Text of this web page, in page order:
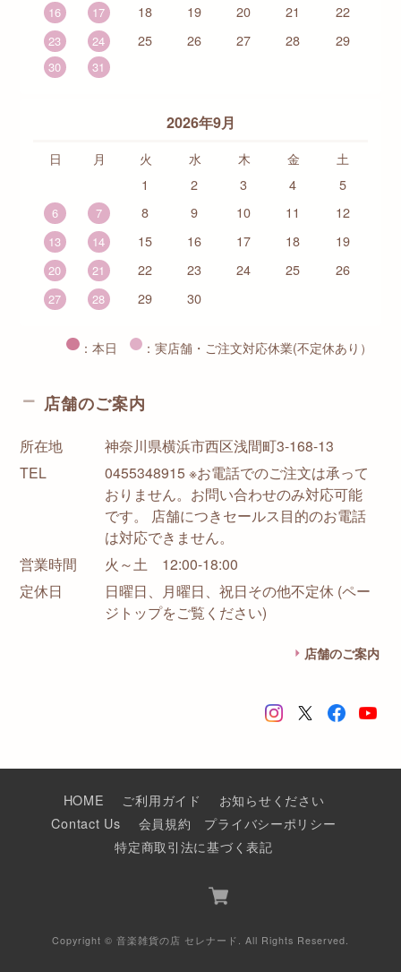
16
17 18 19 20 21 22
23 24 25 26 27 28 29
30 31
2026年9月
日 月 火 水 木 金
土
1
2 3 4 5
6 7 8 9 10 11 12
13 14 15 16 17 18 19
20 21 22 23 24 25 26
27 28 29 30
：本日 ：実店舗・ご注文対応休業(不定休あり）
店舗のご案内
所在地
神奈川県横浜市西区浅間町3-168-13
TEL
0455348915 ※お電話でのご注文は承って
おりません。お問い合わせのみ対応可能
です。 店舗につきセールス目的のお電話
は対応できません。
営業時間
火～土 12:00-18:00
定休日
日曜日、月曜日、祝日その他不定休 (ペー
ジトップをご覧ください)
店舗のご案内
HOME ご利用ガイド
お知らせください
Contact Us
会員規約
プライバシーポリシー
特定商取引法に基づく表記
Copyright © 音楽雑貨の店 セレナード. All Rights Reserved.